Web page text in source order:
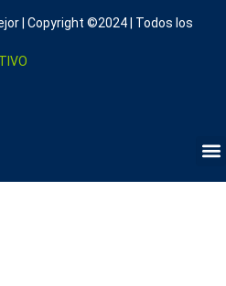
| Copyright ©2024 | Todos los